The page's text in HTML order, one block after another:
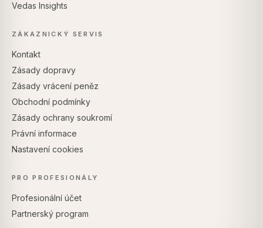
Vedas Insights
ZÁKAZNICKÝ SERVIS
Kontakt
Zásady dopravy
Zásady vrácení peněz
Obchodní podmínky
Zásady ochrany soukromí
Právní informace
Nastavení cookies
PRO PROFESIONÁLY
Profesionální účet
Partnerský program